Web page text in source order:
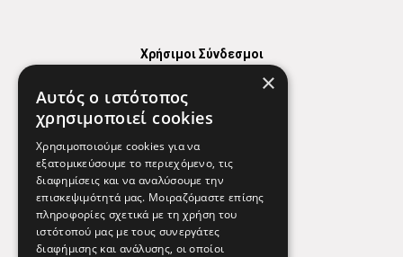
Χρήσιμοι Σύνδεσμοι
Χρήσιμα Τηλέφωνα
Εφημερεύοντα Φαρμακεία
Απόρρητο
Όροι Χρήσης
×
Αυτός ο ιστότοπος
χρησιμοποιεί cookies
Χρησιμοποιούμε cookies για να
εξατομικεύσουμε το περιεχόμενο, τις
διαφημίσεις και να αναλύσουμε την
επισκεψιμότητά μας. Μοιραζόμαστε επίσης
πληροφορίες σχετικά με τη χρήση του
ιστότοπού μας με τους συνεργάτες
διαφήμισης και ανάλυσης, οι οποίοι